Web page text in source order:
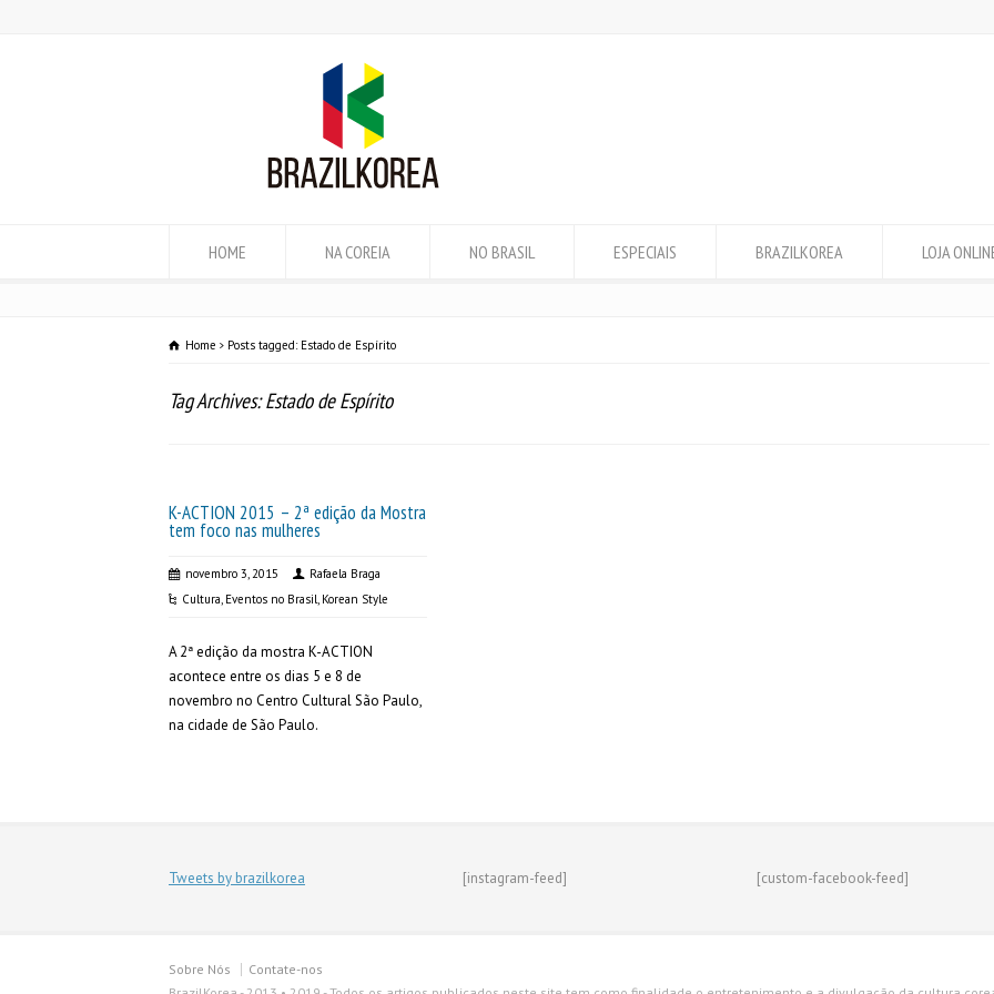
HOME NA COREIA NO BRASIL ESPECIAIS BRAZILKOREA LOJA
Home Posts tagged: Estado de Espírito
Tag Archives: Estado de Espírito
K-ACTION 2015 – 2ª edição da Mostra
tem foco nas mulheres
novembro 3, 2015
Rafaela Braga
Cultura, Eventos no Brasil, Korean Style
A 2ª edição da mostra K-ACTION
acontece entre os dias 5 e 8 de
novembro no Centro Cultural São Paulo,
na cidade de São Paulo.
Tweets by brazilkorea [instagram-feed] [custom-facebook-feed]
Sobre Nós
Contate-nos